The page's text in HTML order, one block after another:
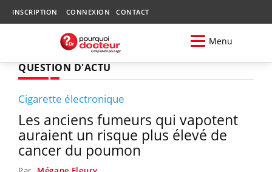
INSCRIPTION CONNEXION CONTACT
Menu
QUESTION D'ACTU
Cigarette électronique
Les anciens fumeurs qui vapotent
auraient un risque plus élevé de
cancer du poumon